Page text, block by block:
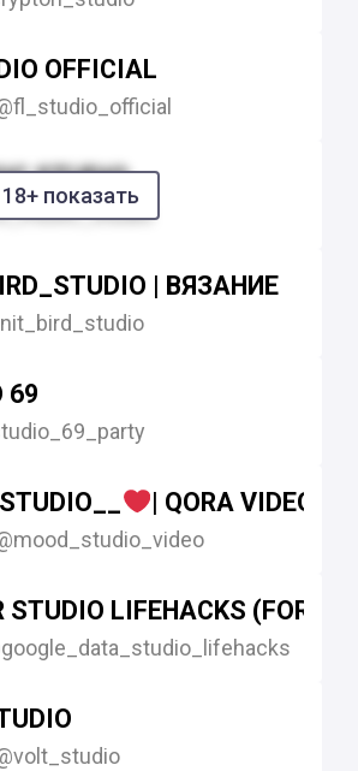
OFFICIAL
18+ показать
STUDIO
| ВЯЗАНИЕ
69
| QORA
STUDIO LIFEHACKS